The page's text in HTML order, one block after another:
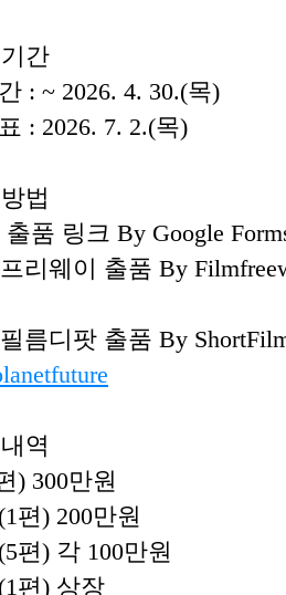
간
: ~ 2026. 4. 30.(목)
: 2026. 7. 2.(목)
법
출품 링크 By Google
리웨이 출품 By
름디팟 출품 By
역
) 300만원
편) 200만원
편) 각 100만원
편) 상장